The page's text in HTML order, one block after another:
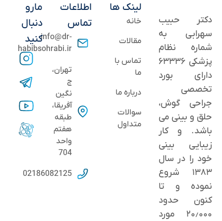
دکتر حبیب
سهرابی به
شماره نظام
پزشکی ۶۳۳۳۶
دارای بورد
تخصصی
جراحی گوش،
حلق و بینی می
باشد. و کار
زیبایی بینی
خود را در سال
۱۳۸۳ شروع
نموده و تا
کنون حدود
٢۰٫۰۰۰ مورد
لینک ها
خانه
مقالات
تماس با
ما
درباره ما
سوالات
متداول
اطلاعات
تماس
info@dr-
habibsohrabi.ir
تهران،
ج
نگین
آفریقا،
طبقه
هفتم
واحد
704
02186082125
مارو
دنبال
کنید